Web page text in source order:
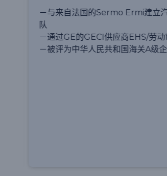
－成为南昌大学科技学院实践基地
中心
－成为深圳大学先进模具制造技术
－南昌大学深圳校友会创业分会执